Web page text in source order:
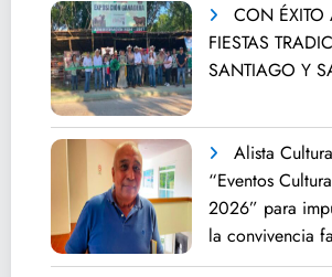
CON ÉXITO
FIESTAS
SANTIAGO Y
Alista
“Eventos
2026” para
la convivencia